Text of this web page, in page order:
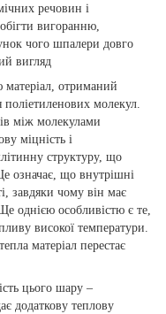
речовин і
вигоранню,
чого шпалери довго
вигляд
матеріал, отриманий
молекул.
між молекулами
міцність і
структуру, що
означає, що внутрішні
завдяки чому він має
однією особливістю є те,
високої температури.
матеріал перестає
цього шару –
додаткову теплову